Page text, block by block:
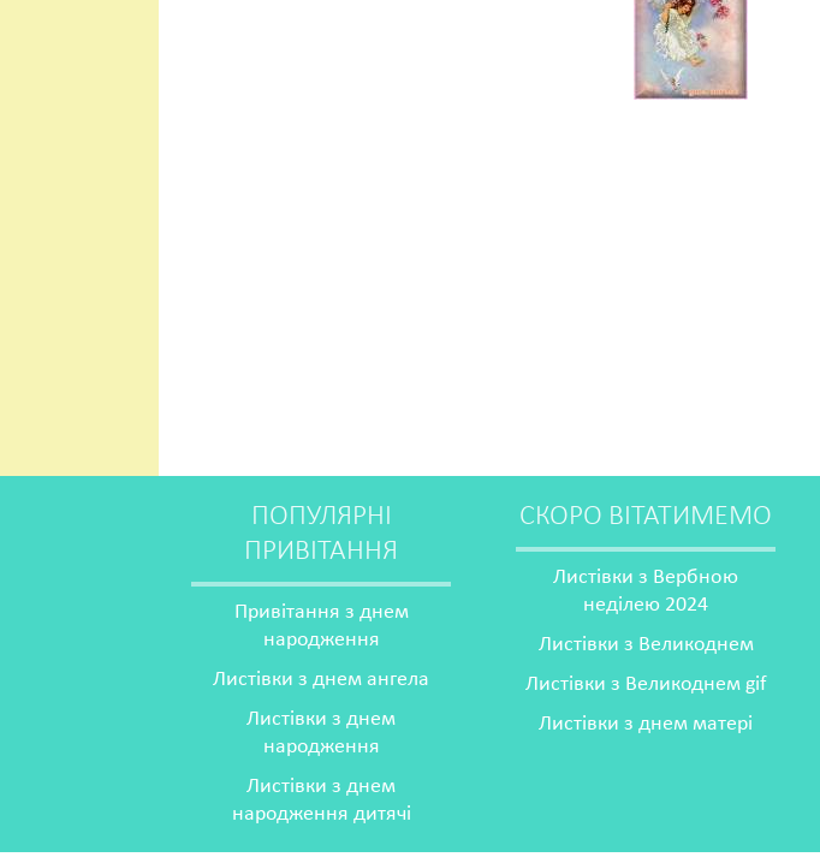
ПОПУЛЯРНІ
ПРИВІТАННЯ
Привітання з днем
народження
Листівки з днем ангела
Листівки з днем
народження
Листівки з днем
народження дитячі
СКОРО ВІТАТИМЕМО
Листівки з Вербною
неділею 2024
Листівки з Великоднем
Листівки з Великоднем gif
Листівки з днем матері